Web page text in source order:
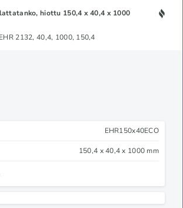
hiottu 150,4 x 40,4 x 1000
2132, 40,4, 1000, 150,4
EHR150x40ECO
150,4 x 40,4 x 1000 mm